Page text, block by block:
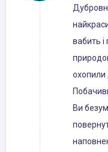
вабить
охопили
Ви